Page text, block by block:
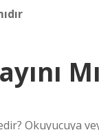
Okuyucuya